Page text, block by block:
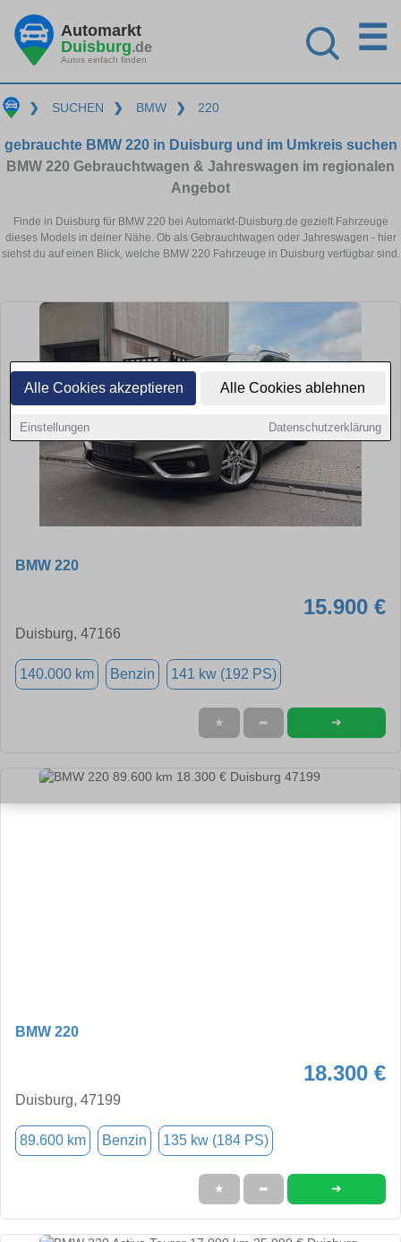
Alle Cookies akzeptieren Alle Cookies ablehnen
Einstellungen Datenschutzerklärung
Automarkt
Duisburg.de
Autos einfach finden
☰
❯ SUCHEN ❯ BMW ❯ 220
gebrauchte BMW 220 in Duisburg und im Umkreis suchen
BMW 220 Gebrauchtwagen & Jahreswagen im regionalen
Angebot
Finde in Duisburg für BMW 220 bei Automarkt-Duisburg.de gezielt Fahrzeuge
dieses Models in deiner Nähe. Ob als Gebrauchtwagen oder Jahreswagen - hier
siehst du auf einen Blick, welche BMW 220 Fahrzeuge in Duisburg verfügbar sind.
BMW 220
15.900 €
Duisburg, 47166
140.000 km Benzin 141 kw (192 PS)
★ ➦ ➜
BMW 220
18.300 €
Duisburg, 47199
89.600 km Benzin 135 kw (184 PS)
★ ➦ ➜